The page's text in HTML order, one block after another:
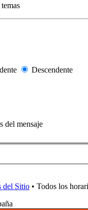
Descendente
del mensaje
del Sitio • Todos los